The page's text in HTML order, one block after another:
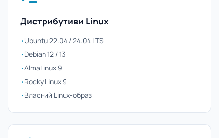
Дистрибутиви Linux
•Ubuntu 22.04 / 24.04 LTS
•Debian 12 / 13
•AlmaLinux 9
•Rocky Linux 9
•Власний Linux-образ